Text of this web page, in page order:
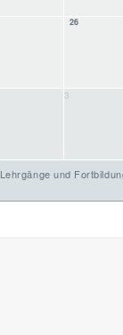
26
3
Lehrgänge und